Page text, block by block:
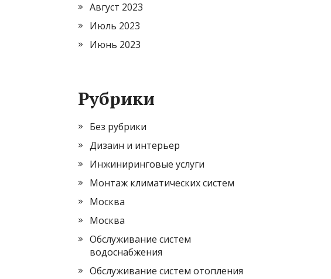
Август 2023
Июль 2023
Июнь 2023
Рубрики
Без рубрики
Дизаин и интерьер
Инжиниринговые услуги
Монтаж климатических систем
Москва
Москва
Обслуживание систем
водоснабжения
Обслуживание систем отопления